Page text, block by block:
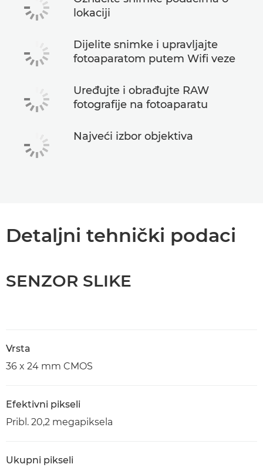
lokaciji
Dijelite snimke i upravljajte
fotoaparatom putem Wifi veze
Uređujte i obrađujte RAW
fotografije na fotoaparatu
Najveći izbor objektiva
Detaljni tehnički podaci
SENZOR SLIKE
Vrsta
36 x 24 mm CMOS
Efektivni pikseli
Pribl. 20,2 megapiksela
Ukupni pikseli